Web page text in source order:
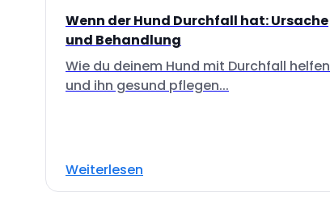
Wenn der Hund Durchfall hat: Ursache
und Behandlung
Wie du deinem Hund mit Durchfall helfen
und ihn gesund pflegen...
Weiterlesen